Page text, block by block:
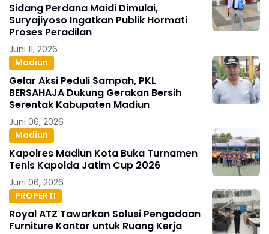
Sidang Perdana Maidi Dimulai,
Suryajiyoso Ingatkan Publik Hormati
Proses Peradilan
Juni 11, 2026
Madiun
Gelar Aksi Peduli Sampah, PKL
BERSAHAJA Dukung Gerakan Bersih
Serentak Kabupaten Madiun
Juni 06, 2026
Madiun
Kapolres Madiun Kota Buka Turnamen
Tenis Kapolda Jatim Cup 2026
Juni 06, 2026
PROPERTI
Royal ATZ Tawarkan Solusi Pengadaan
Furniture Kantor untuk Ruang Kerja